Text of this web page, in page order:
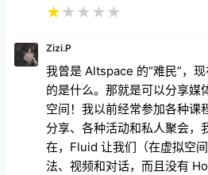
★★ ★ ★ ★
Zizi.P
我曾是 Altspace 的“难民”，
的是什么。那就是可以分享媒
空间！我以前经常参加各种课
分享、各种活动和私人聚会，
在，Fluid 让我们（在虚拟空
法、视频和对话，而且没有